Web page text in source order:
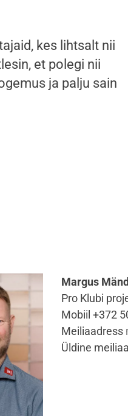
kes lihtsalt nii
et polegi nii
ja palju sain
Margus
Pro Klubi
Mobiil +372
Meiliaadress
Üldine